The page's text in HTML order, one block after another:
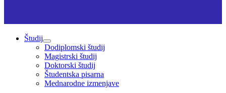
Študij
Dodiplomski študij
Magistrski študij
Doktorski študij
Študentska pisarna
Mednarodne izmenjave